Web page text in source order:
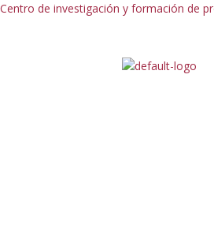
Centro de investigación y formación de